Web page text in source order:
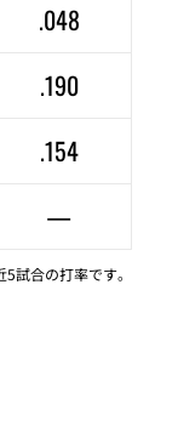
.048
.190
.154
—
試合の打率です。